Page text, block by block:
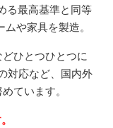
る最高基準と同等
や家具を製造。
ひとつひとつに
対応など、国内外
ています。